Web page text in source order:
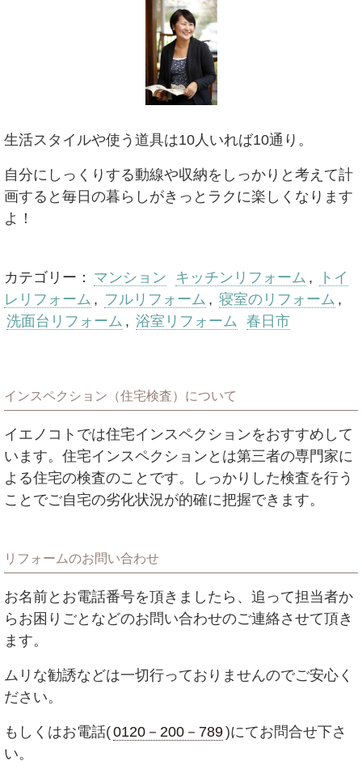
生活スタイルや使う道具は10人いれば10通り。
自分にしっくりする動線や収納をしっかりと考えて計
画すると毎日の暮らしがきっとラクに楽しくなります
よ！
カテゴリー： マンション キッチンリフォーム ,
トイ
レリフォーム , フルリフォーム , 寝室のリフォーム ,
洗面台リフォーム , 浴室リフォーム 春日市
インスペクション（住宅検査）について
イエノコトでは住宅インスペクションをおすすめして
います。住宅インスペクションとは第三者の専門家に
よる住宅の検査のことです。しっかりした検査を行う
ことでご自宅の劣化状況が的確に把握できます。
リフォームのお問い合わせ
お名前とお電話番号を頂きましたら、追って担当者か
らお困りごとなどのお問い合わせのご連絡させて頂き
ます。
ムリな勧誘などは一切行っておりませんのでご安心く
ださい。
もしくはお電話(0120－200－789)にてお問合せ下さ
い。